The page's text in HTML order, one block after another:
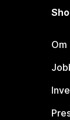
Om